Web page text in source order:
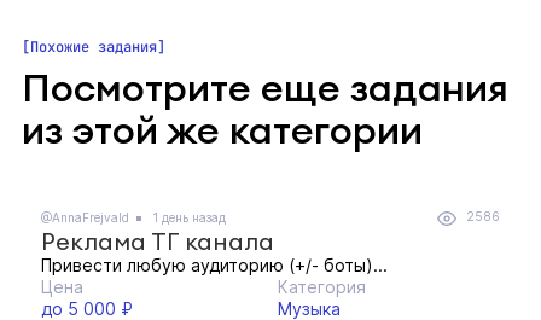
Похожие задания
Посмотрите еще задания
из этой же категории
@AnnaFrejvald 1 день назад 2586
Реклама ТГ канала
Привести любую аудиторию (+/- боты)...
Цена
до 5 000 ₽
Категория
Музыка